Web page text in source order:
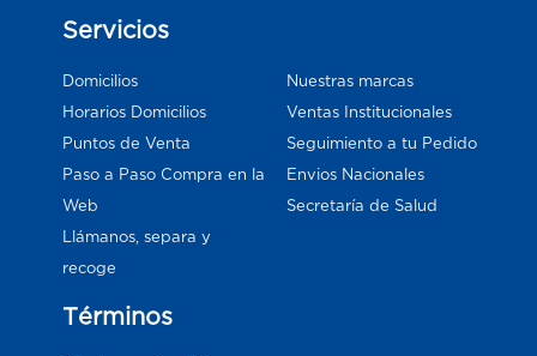
Servicios
Domicilios
Horarios Domicilios
Puntos de Venta
Paso a Paso Compra en la
Web
Llámanos, separa y
recoge
Nuestras marcas
Ventas Institucionales
Seguimiento a tu Pedido
Envios Nacionales
Secretaría de Salud
Términos